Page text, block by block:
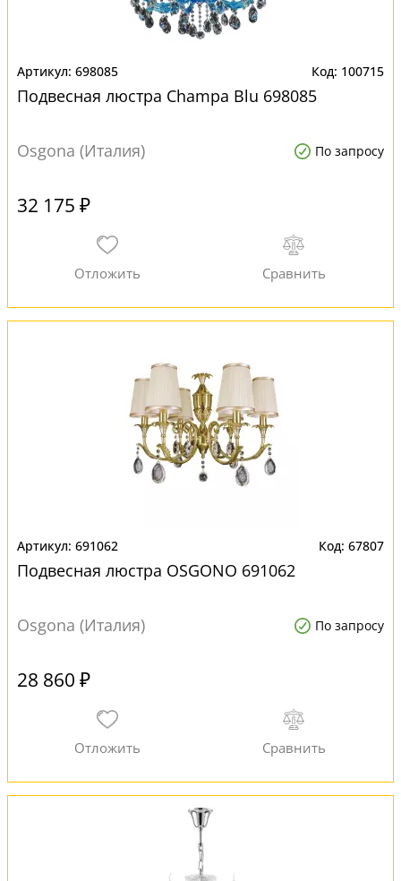
698085 100715
Подвесная люстра Champa Blu 698085
Osgona (Италия) По запросу
32 175 ₽
691062 67807
Подвесная люстра OSGONO 691062
Osgona (Италия) По запросу
28 860 ₽